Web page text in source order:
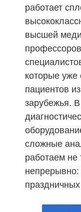
работает
высшей
которые
пациентов
зарубежья.
сложные
работаем не